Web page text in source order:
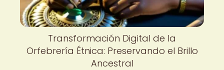
Transformación Digital de la
Orfebrería Étnica: Preservando el Brillo
Ancestral